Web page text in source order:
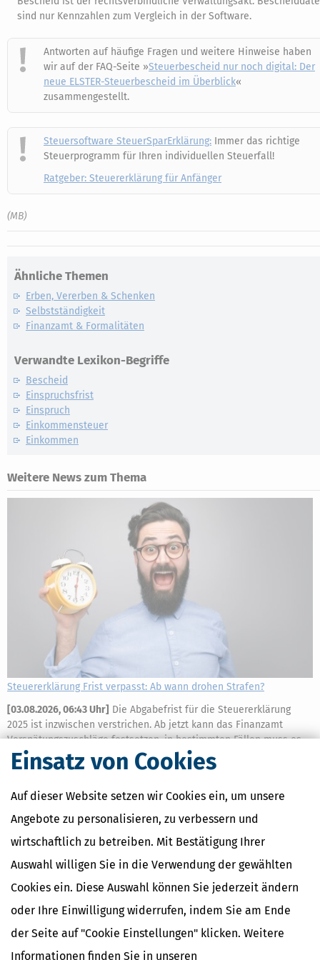
Einsatz von Cookies
Auf dieser Website setzen wir Cookies ein, um unsere
Angebote zu personalisieren, zu verbessern und
wirtschaftlich zu betreiben. Mit Bestätigung Ihrer
Auswahl willigen Sie in die Verwendung der gewählten
Cookies ein. Diese Auswahl können Sie jederzeit ändern
oder Ihre Einwilligung widerrufen, indem Sie am Ende
der Seite auf "Cookie Einstellungen" klicken. Weitere
Informationen finden Sie in unseren
sind nur Kennzahlen zum Vergleich in der Software.
Antworten auf häufige Fragen und weitere Hinweise haben
wir auf der FAQ-Seite »Steuerbescheid nur noch digital: Der
neue ELSTER-Steuerbescheid im Überblick«
zusammengestellt.
Steuersoftware SteuerSparErklärung: Immer das richtige
Steuerprogramm für Ihren individuellen Steuerfall!
Ratgeber: Steuererklärung für Anfänger
(MB)
Ähnliche Themen
Erben, Vererben & Schenken
Selbstständigkeit
Finanzamt & Formalitäten
Verwandte Lexikon-Begriffe
Bescheid
Einspruchsfrist
Einspruch
Einkommensteuer
Einkommen
Weitere News zum Thema
Steuererklärung Frist verpasst: Ab wann drohen Strafen?
[03.08.2026, 06:43 Uhr] Die Abgabefrist für die Steuererklärung
2025 ist inzwischen verstrichen. Ab jetzt kann das Finanzamt
Verspätungszuschläge festsetzen, in bestimmten Fällen muss es
dies sogar tun. Welche Regelungen gelten dafür und wie kann man
sich wehren?